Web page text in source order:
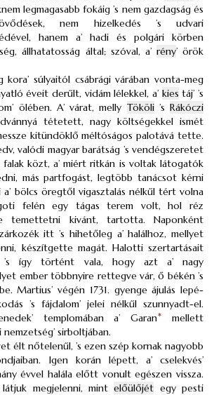
legmagasabb fokáig ’s nem gazdagság és
nem hizelkedés ’s udvari
hanem a’ hadi és polgári körben
állhatatosság által; szóval, a’ rény’ örök
kora’ súlyaitól csábrági várában vonta-meg
éveit derűlt, vidám lélekkel, a’ kies táj’ ’s
ölében. A’ várat, melly Tököli’s Rákóczi
tétetett, nagy költségekkel ismét
kitündöklő méltóságos palotává tette.
valódi magyar barátság ’s vendégszeretet
falak közt, a’ miért ritkán is voltak látogatók
más partfogást, legtöbb tanácsot kérni
a’ bölcs öregtől vigasztalás nélkűl tért volna
felén egy tágas terem volt, hol réz
temettetni kivánt, tartotta. Naponként
itt ’s hihetőleg a’ halálhoz, mellyet
készítgette magát. Halotti szertartásait
’s így történt vala, hogy azt a’ nagy
ember többnyire rettegve vár, ő békén ’s
Martius’ végén 1731. gyenge ájulás lepé-
’s fájdalom’ jelei nélkűl szunnyadt-el.
templomában a’ Garan*
mellett
sirboltjában.
élt nőtelenűl, ’s ezen szép kornak nagyobb
Igen korán lépett, a’ cselekvés’
évvel halála előtt vonult egészen vissza.
megjelenni, mintelőülőjét egy pesti